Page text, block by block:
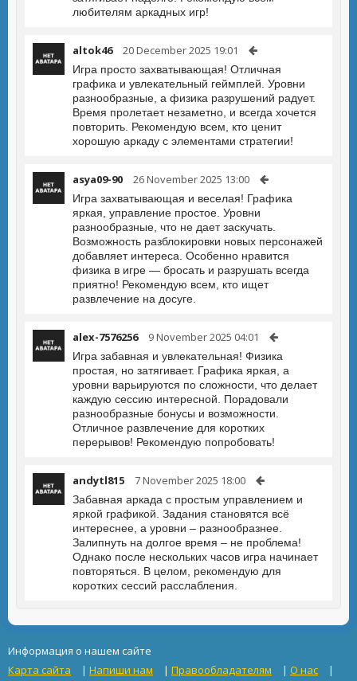
любителям аркадных игр!
altok46 20 December 2025 19:01
Игра просто захватывающая! Отличная
графика и увлекательный геймплей. Уровни
разнообразные, а физика разрушений радует.
Время пролетает незаметно, и всегда хочется
повторить. Рекомендую всем, кто ценит
хорошую аркаду с элементами стратегии!
asya09-90 26 November 2025 13:00
Игра захватывающая и веселая! Графика
яркая, управление простое. Уровни
разнообразные, что не дает заскучать.
Возможность разблокировки новых персонажей
добавляет интереса. Особенно нравится
физика в игре — бросать и разрушать всегда
приятно! Рекомендую всем, кто ищет
развлечение на досуге.
alex-7576256 9 November 2025 04:01
Игра забавная и увлекательная! Физика
простая, но затягивает. Графика яркая, а
уровни варьируются по сложности, что делает
каждую сессию интересной. Порадовали
разнообразные бонусы и возможности.
Отличное развлечение для коротких
перерывов! Рекомендую попробовать!
andytl815 7 November 2025 18:00
Забавная аркада с простым управлением и
яркой графикой. Задания становятся всё
интереснее, а уровни – разнообразнее.
Залипнуть на долгое время – не проблема!
Однако после нескольких часов игра начинает
повторяться. В целом, рекомендую для
коротких сессий расслабления.
Информация о нашем сайте
Карта сайта
| Напиши нам | Правообладателям | О нас |